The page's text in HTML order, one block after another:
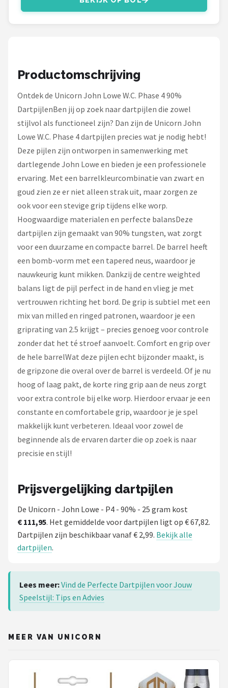
Alle merken →
Productomschrijving
Ontdek de Unicorn John Lowe W.C. Phase 4 90%
DartpijlenBen jij op zoek naar dartpijlen die zowel
stijlvol als functioneel zijn? Dan zijn de Unicorn John
Lowe W.C. Phase 4 dartpijlen precies wat je nodig hebt!
Deze pijlen zijn ontworpen in samenwerking met
dartlegende John Lowe en bieden je een professionele
ervaring. Met een barrelkleurcombinatie van zwart en
goud zien ze er niet alleen strak uit, maar zorgen ze
ook voor een stevige grip tijdens elke worp.
Hoogwaardige materialen en perfecte balansDeze
dartpijlen zijn gemaakt van 90% tungsten, wat zorgt
voor een duurzame en compacte barrel. De barrel heeft
een bomb-vorm met een tapered neus, waardoor je
nauwkeurig kunt mikken. Dankzij de centre weighted
balans ligt de pijl perfect in de hand en vlieg je met
vertrouwen richting het bord. De grip is subtiel met een
mix van milled en ringed patronen, waardoor je een
griprating van 2.5 krijgt – precies genoeg voor controle
zonder dat het té stroef aanvoelt. Comfort en grip over
de hele barrelWat deze pijlen echt bijzonder maakt, is
de gripzone die overal over de barrel is verdeeld. Of je nu
hoog of laag pakt, de korte ring grip aan de neus zorgt
voor extra controle bij elke worp. Hierdoor ervaar je een
constante en comfortabele grip, waardoor je je spel
makkelijk kunt verbeteren. Ideaal voor zowel de
beginnende als de ervaren darter die op zoek is naar
precisie en stijl!
Prijsvergelijking dartpijlen
De Unicorn - John Lowe - P4 - 90% - 25 gram kost
€ 111,95. Het gemiddelde voor dartpijlen ligt op € 67,82.
Dartpijlen zijn beschikbaar vanaf € 2,99. Bekijk alle
dartpijlen.
Lees meer:Vind de Perfecte Dartpijlen voor Jouw
Speelstijl: Tips en Advies
MEER VAN UNICORN